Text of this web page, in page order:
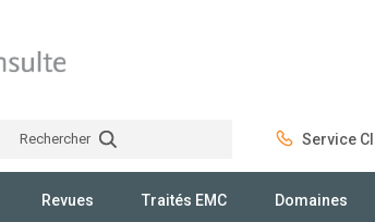
Rechercher Service
Revues Traités EMC Domaines